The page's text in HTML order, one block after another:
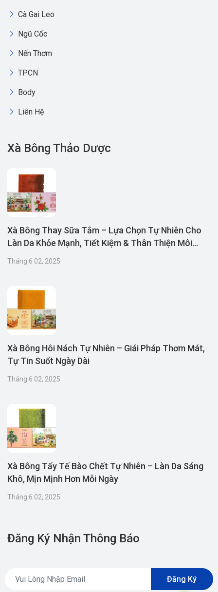
Cà Gai Leo
Ngũ Cốc
Nến Thơm
TPCN
Body
Liên Hệ
Xà Bông Thảo Dược
Xà Bông Thay Sữa Tắm – Lựa Chọn Tự Nhiên Cho
Làn Da Khỏe Mạnh, Tiết Kiệm & Thân Thiện Môi
Tháng 6 02, 2025
Xà Bông Hôi Nách Tự Nhiên – Giái Pháp Thơm Mát,
Tự Tin Suốt Ngày Dài
Tháng 6 02, 2025
Xà Bông Tẩy Tế Bào Chết Tự Nhiên – Làn Da Sáng
Khô, Mịn Mịnh Hơn Mỗi Ngày
Tháng 6 02, 2025
Đăng Ký Nhận Thông Báo
Đăng Ký